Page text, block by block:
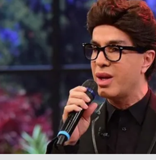
Kişisel Verilerin Korunması Kanunu
uygun olarak kullanılan çerezlerle ilgili